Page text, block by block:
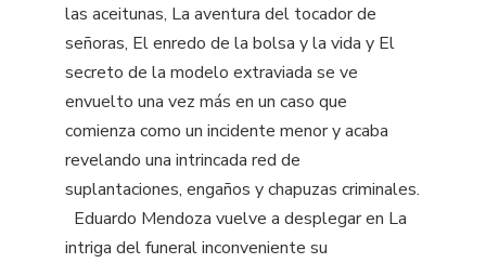
las aceitunas, La aventura del tocador de
señoras, El enredo de la bolsa y la vida y El
secreto de la modelo extraviada se ve
envuelto una vez más en un caso que
comienza como un incidente menor y acaba
revelando una intrincada red de
suplantaciones, engaños y chapuzas criminales.
Eduardo Mendoza vuelve a desplegar en La
intriga del funeral inconveniente su